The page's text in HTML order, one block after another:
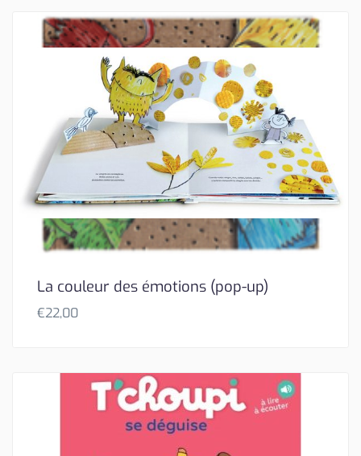
La couleur des émotions (pop-up)
€22,00